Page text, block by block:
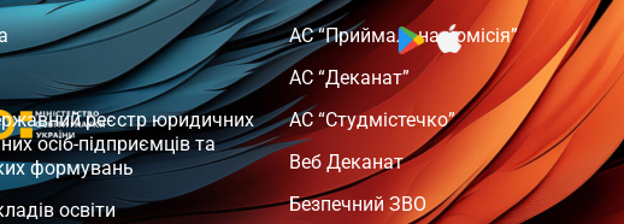
реєстр юридичних
осіб-підприємців та
формувань
освіти
АС “Приймальна комісія”
АС “Деканат”
АС “Студмістечко”
Веб Деканат
Безпечний ЗВО